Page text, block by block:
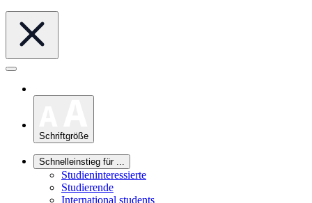
Schriftgröße
Schnelleinstieg für ...
Studieninteressierte
Studierende
International students